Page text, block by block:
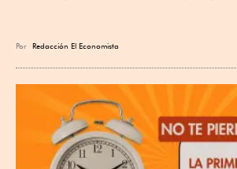
Por Redacción El Economista